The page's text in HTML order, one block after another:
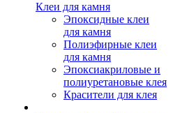
Клеи для камня
Эпоксидные клеи
для камня
Полиэфирные клеи
для камня
Эпоксиакриловые и
полиуретановые клея
Красители для клея